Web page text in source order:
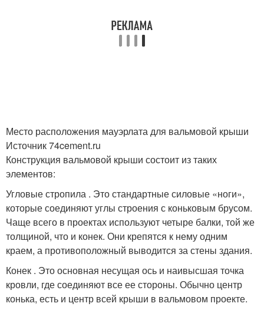
Место расположения мауэрлата для вальмовой крыши
Источник 74cement.ru
Конструкция вальмовой крыши состоит из таких
элементов:
Угловые стропила . Это стандартные силовые «ноги»,
которые соединяют углы строения с коньковым брусом.
Чаще всего в проектах используют четыре балки, той же
толщиной, что и конек. Они крепятся к нему одним
краем, а противоположный выводится за стены здания.
Конек . Это основная несущая ось и наивысшая точка
кровли, где соединяют все ее стороны. Обычно центр
конька, есть и центр всей крыши в вальмовом проекте.